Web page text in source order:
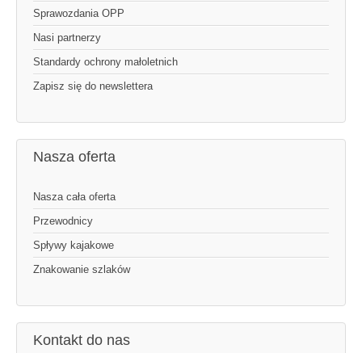
Sprawozdania OPP
Nasi partnerzy
Standardy ochrony małoletnich
Zapisz się do newslettera
Nasza oferta
Nasza cała oferta
Przewodnicy
Spływy kajakowe
Znakowanie szlaków
Kontakt do nas